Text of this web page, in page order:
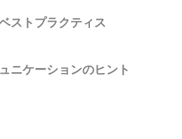
ストプラクティス
ニケーションのヒント